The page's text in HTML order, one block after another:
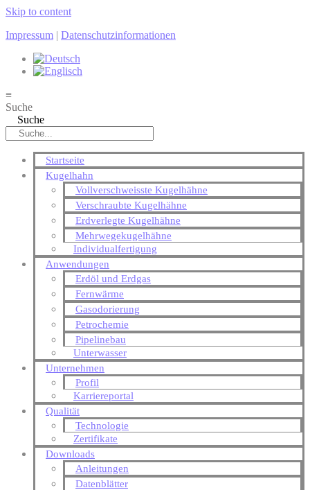
Skip to content
Impressum | Datenschutzinformationen
≡
Suche
Suche
Startseite
Kugelhahn
Vollverschweisste Kugelhähne
Verschraubte Kugelhähne
Erdverlegte Kugelhähne
Mehrwegekugelhähne
Individualfertigung
Anwendungen
Erdöl und Erdgas
Fernwärme
Gasodorierung
Petrochemie
Pipelinebau
Unterwasser
Unternehmen
Profil
Karriereportal
Qualität
Technologie
Zertifikate
Downloads
Anleitungen
Datenblätter